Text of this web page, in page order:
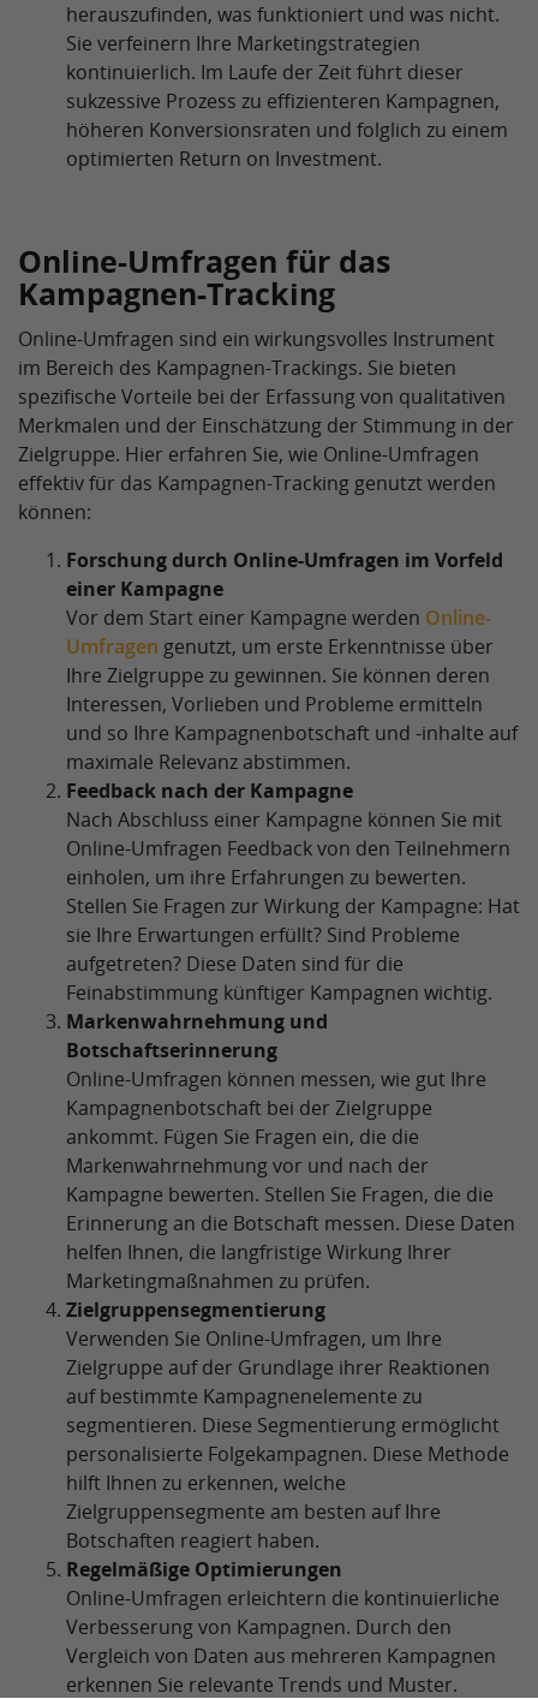
herauszufinden, was funktioniert und was nicht.
Sie verfeinern Ihre Marketingstrategien
kontinuierlich. Im Laufe der Zeit führt dieser
sukzessive Prozess zu effizienteren Kampagnen,
höheren Konversionsraten und folglich zu einem
optimierten Return on Investment.
Online-Umfragen für das
Kampagnen-Tracking
Online-Umfragen sind ein wirkungsvolles Instrument
im Bereich des Kampagnen-Trackings. Sie bieten
spezifische Vorteile bei der Erfassung von qualitativen
Merkmalen und der Einschätzung der Stimmung in der
Zielgruppe. Hier erfahren Sie, wie Online-Umfragen
effektiv für das Kampagnen-Tracking genutzt werden
können:
Forschung durch Online-Umfragen im Vorfeld
einer Kampagne
Vor dem Start einer Kampagne werden Online-
Umfragen genutzt, um erste Erkenntnisse über
Ihre Zielgruppe zu gewinnen. Sie können deren
Interessen, Vorlieben und Probleme ermitteln
und so Ihre Kampagnenbotschaft und -inhalte auf
maximale Relevanz abstimmen.
Feedback nach der Kampagne
Nach Abschluss einer Kampagne können Sie mit
Online-Umfragen Feedback von den Teilnehmern
einholen, um ihre Erfahrungen zu bewerten.
Stellen Sie Fragen zur Wirkung der Kampagne: Hat
sie Ihre Erwartungen erfüllt? Sind Probleme
aufgetreten? Diese Daten sind für die
Feinabstimmung künftiger Kampagnen wichtig.
Markenwahrnehmung und
Botschaftserinnerung
Online-Umfragen können messen, wie gut Ihre
Kampagnenbotschaft bei der Zielgruppe
ankommt. Fügen Sie Fragen ein, die die
Markenwahrnehmung vor und nach der
Kampagne bewerten. Stellen Sie Fragen, die die
Erinnerung an die Botschaft messen. Diese Daten
helfen Ihnen, die langfristige Wirkung Ihrer
Marketingmaßnahmen zu prüfen.
Zielgruppensegmentierung
Verwenden Sie Online-Umfragen, um Ihre
Zielgruppe auf der Grundlage ihrer Reaktionen
auf bestimmte Kampagnenelemente zu
segmentieren. Diese Segmentierung ermöglicht
personalisierte Folgekampagnen. Diese Methode
hilft Ihnen zu erkennen, welche
Zielgruppensegmente am besten auf Ihre
Botschaften reagiert haben.
Regelmäßige Optimierungen
Online-Umfragen erleichtern die kontinuierliche
Verbesserung von Kampagnen. Durch den
Vergleich von Daten aus mehreren Kampagnen
erkennen Sie relevante Trends und Muster.